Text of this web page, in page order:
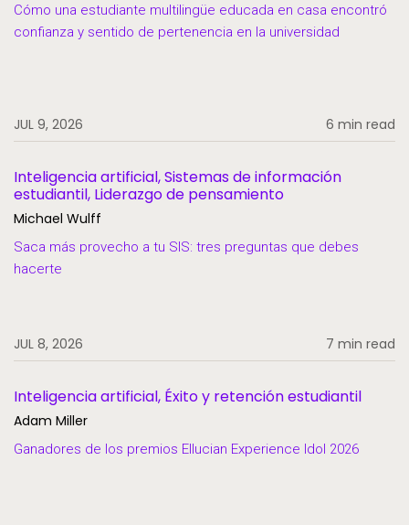
SaaS
Seguridad y privacidad de los datos
Voces estudiantiles
Cómo una estudiante multilingüe educada en casa encontró
confianza y sentido de pertenencia en la universidad
JUL 9, 2026 6 min read
Inteligencia artificial, Sistemas de información
estudiantil, Liderazgo de pensamiento
Michael Wulff
Saca más provecho a tu SIS: tres preguntas que debes
hacerte
JUL 8, 2026 7 min read
Inteligencia artificial, Éxito y retención estudiantil
Adam Miller
Ganadores de los premios Ellucian Experience Idol 2026